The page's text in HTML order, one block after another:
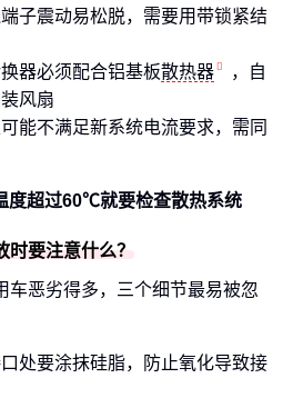
子震动易松脱，需要用带锁紧结
器必须配合铝基板散热器
，自
风扇
能不满足新系统电流要求，需同
度超过60℃就要检查散热系统
要注意什么？
车恶劣得多，三个细节最易被忽
处要涂抹硅脂，防止氧化导致接